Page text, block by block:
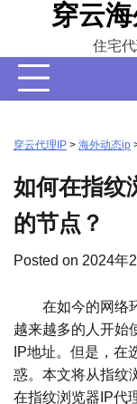
content
穿云
住宅
穿云代理IP > 海外动态ip
如何在指纹
的节点？
Posted on 2024年
在如今的网络环
越来越多的人开始
IP地址。但是，在
惑。本文将从指纹
在指纹浏览器IP代